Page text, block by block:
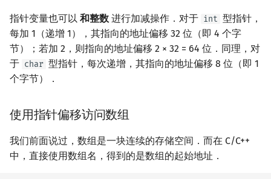
指针变量也可以 和整数 进行加减操作．对于 int 型指针，
每加 1（递增 1），其指向的地址偏移 32 位（即 4 个字
节）；若加 2，则指向的地址偏移 2 × 32 = 64 位．同理，对
于 char 型指针，每次递增，其指向的地址偏移 8 位（即 1
个字节）．
使用指针偏移访问数组
我们前面说过，数组是一块连续的存储空间．而在 C/C++
中，直接使用数组名，得到的是数组的起始地址．